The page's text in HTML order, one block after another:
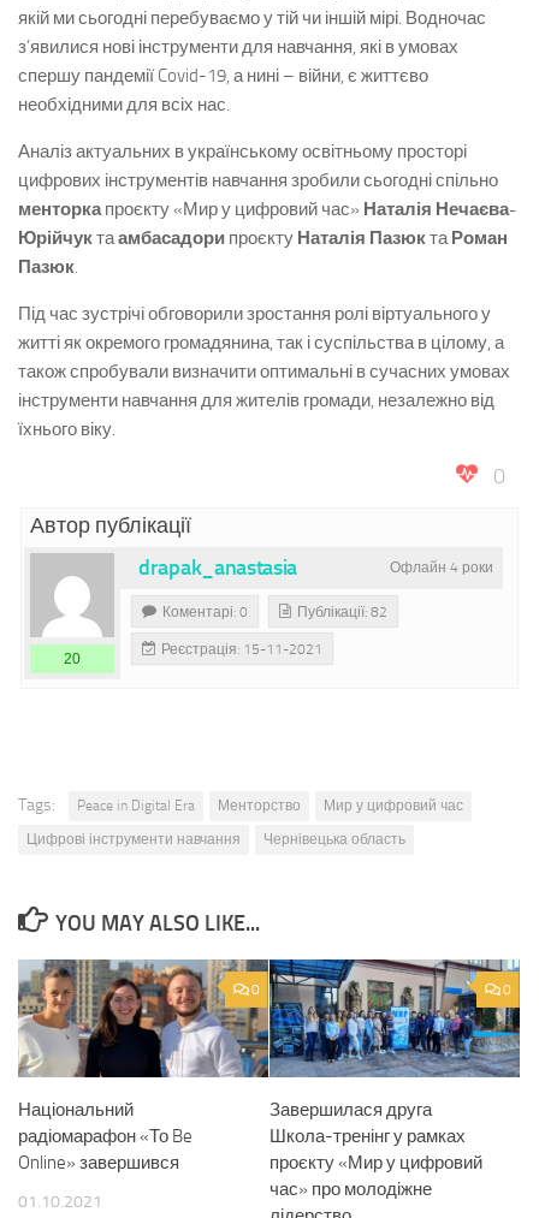
якій ми сьогодні перебуваємо у тій чи іншій мірі. Водночас
з’явилися нові інструменти для навчання, які в умовах
спершу пандемії Covid-19, а нині – війни, є життєво
необхідними для всіх нас.
Аналіз актуальних в українському освітньому просторі
цифрових інструментів навчання зробили сьогодні спільно
менторкапроєкту «Мир у цифровий час» Наталія Нечаєва-
Юрійчуктаамбасадори проєкту Наталія ПазюктаРоман
Пазюк.
Під час зустрічі обговорили зростання ролі віртуального у
житті як окремого громадянина, так і суспільства в цілому, а
також спробували визначити оптимальні в сучасних умовах
інструменти навчання для жителів громади, незалежно від
їхнього віку.
0
Автор публікації
Офлайн 4 роки
drapak_anastasia
20
Коментарі: 0 Публікації: 82
Реєстрація: 15-11-2021
Tags: Peace in Digital Era Менторство
Мир у цифровий час
Цифрові інструменти навчання
Чернівецька область
YOU MAY ALSO LIKE...
0
Національний
радіомарафон «То Be
Online» завершився
01.10.2021
0
Завершилася друга
Школа-тренінг у рамках
проєкту «Мир у цифровий
час» про молодіжне